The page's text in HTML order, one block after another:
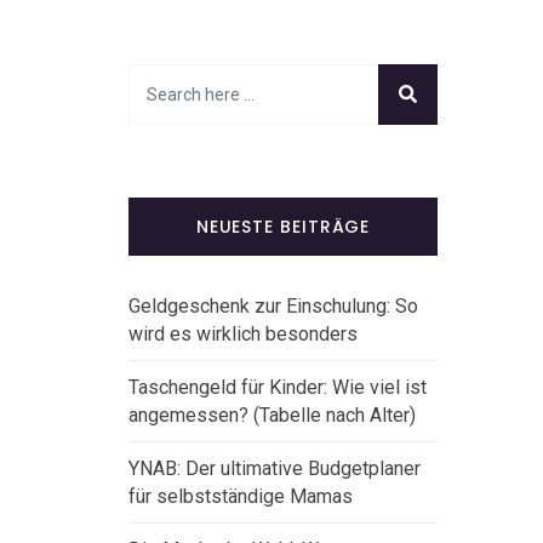
NEUESTE BEITRÄGE
Geldgeschenk zur Einschulung: So
wird es wirklich besonders
Taschengeld für Kinder: Wie viel ist
angemessen? (Tabelle nach Alter)
YNAB: Der ultimative Budgetplaner
für selbstständige Mamas